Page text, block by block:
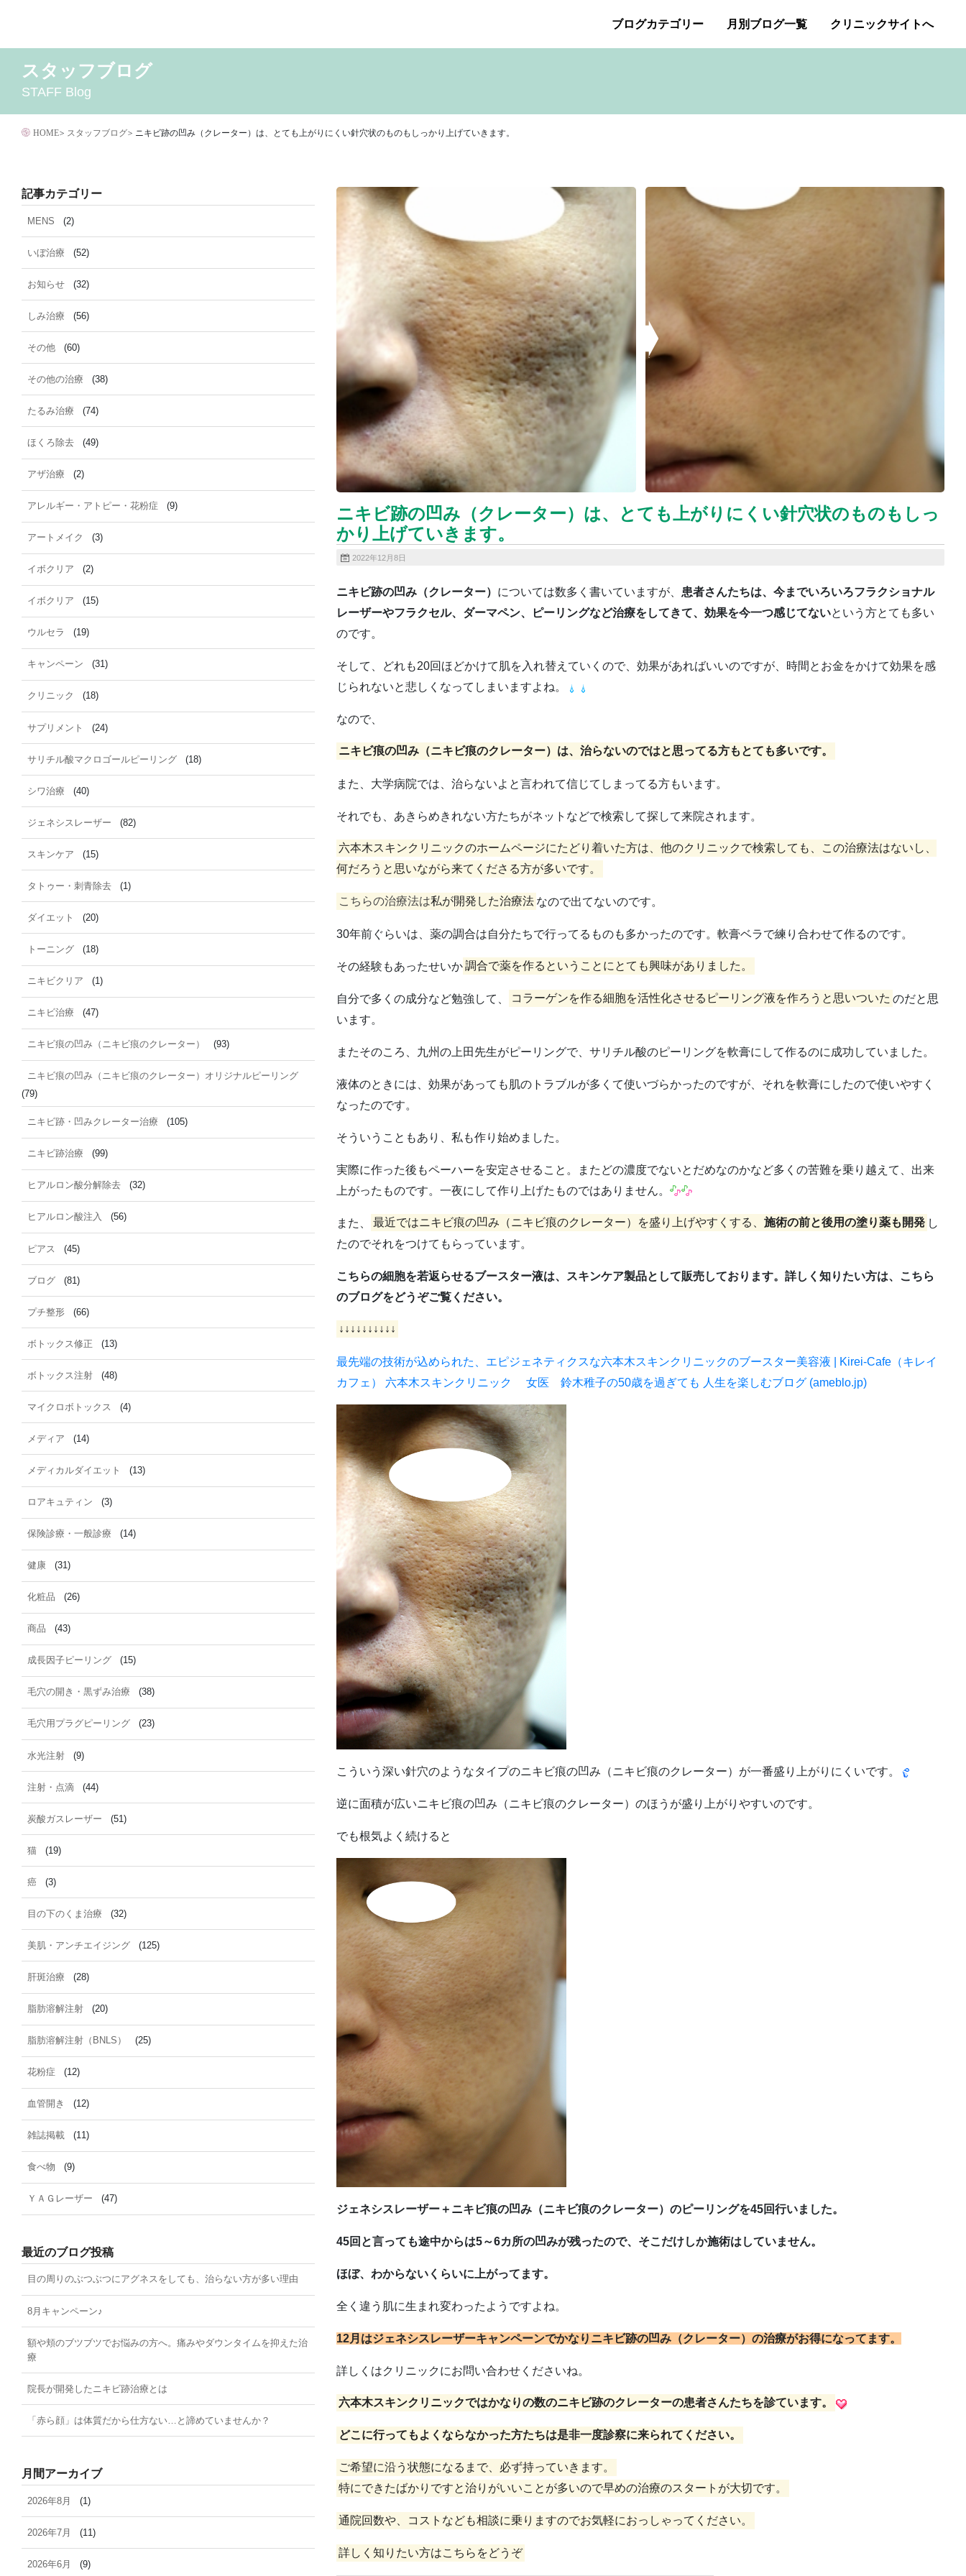
テ
へ
ブログカテゴリー
MENS いぼ治療
イボクリア
ダイエット
トーニング ニキビクリア ニキビ治療 ニキビ痕の凹み（ニキビ痕のクレーター）
ニキビ痕の凹み（ニキビ痕のクレーター）オリジナルピーリング
ニキビ跡・凹みクレーター治療
ニキビ跡治療 ヒアルロン酸分解除去 ヒアルロン酸注入
脂肪溶解注射（BNLS）
花粉症 雑誌掲載 食べ物 ＹＡＧレーザー
月別ブログ一覧
2026年8月 2026年7月
クリニックサイトへ
スタッフブログ
STAFF Blog
HOME> スタッフブログ> ニキビ跡の凹み（クレーター）は、とても上がりにくい針穴状のものもしっかり上げていきます。
ニキビ跡の凹み（クレーター）は、とても上がりにくい針穴状のものもしっ
かり上げていきます。
2022年12月8日
ニキビ跡の凹み（クレーター） については数多く書いていますが、 患者さんたちは、今までいろいろフラクショナル
レーザーやフラクセル、ダーマペン、ピーリングなど治療をしてきて、効果を今一つ感じてないという方とても多い
のです。
そして、どれも20回ほどかけて肌を入れ替えていくので、効果があればいいのですが、時間とお金をかけて効果を感
じられないと悲しくなってしまいますよね。
なので、
ニキビ痕の凹み（ニキビ痕のクレーター）は、治らないのではと思ってる方もとても多いです。
また、大学病院では、治らないよと言われて信じてしまってる方もいます。
それでも、あきらめきれない方たちがネットなどで検索して探して来院されます。
六本木スキンクリニックのホームページにたどり着いた方は、他のクリニックで検索しても、この治療法はないし、
何だろうと思いながら来てくださる方が多いです。
こちらの治療法は私が開発した治療法 なので出てないのです。
30年前ぐらいは、薬の調合は自分たちで行ってるものも多かったのです。軟膏ベラで練り合わせて作るのです。
その経験もあったせいか調合で薬を作るということにとても興味がありました。
自分で多くの成分など勉強して、 コラーゲンを作る細胞を活性化させるピーリング液を作ろうと思いついた のだと思
います。
またそのころ、九州の上田先生がピーリングで、サリチル酸のピーリングを軟膏にして作るのに成功していました。
液体のときには、効果があっても肌のトラブルが多くて使いづらかったのですが、それを軟膏にしたので使いやすく
なったのです。
そういうこともあり、私も作り始めました。
実際に作った後もペーハーを安定させること。またどの濃度でないとだめなのかなど多くの苦難を乗り越えて、出来
上がったものです。一夜にして作り上げたものではありません。
また、 最近ではニキビ痕の凹み（ニキビ痕のクレーター）を盛り上げやすくする、施術の前と後用の塗り薬も開発 し
たのでそれをつけてもらっています。
こちらの細胞を若返らせるブースター液は、スキンケア製品として販売しております。詳しく知りたい方は、こちら
のブログをどうぞご覧ください。
↓↓↓↓↓↓↓↓↓↓
最先端の技術が込められた、エピジェネティクスな六本木スキンクリニックのブースター美容液 | Kirei-Cafe（キレイ
カフェ） 六本木スキンクリニック 女医 鈴木稚子の50歳を過ぎても 人生を楽しむブログ (ameblo.jp)
こういう深い針穴のようなタイプのニキビ痕の凹み（ニキビ痕のクレーター）が一番盛り上がりにくいです。
逆に面積が広いニキビ痕の凹み（ニキビ痕のクレーター）のほうが盛り上がりやすいのです。
でも根気よく続けると
ジェネシスレーザー＋ニキビ痕の凹み（ニキビ痕のクレーター）のピーリングを45回行いました。
45回と言っても途中からは5～6カ所の凹みが残ったので、そこだけしか施術はしていません。
ほぼ、わからないくらいに上がってます。
全く違う肌に生まれ変わったようですよね。
12月はジェネシスレーザーキャンペーンでかなりニキビ跡の凹み（クレーター）の治療がお得になってます。
詳しくはクリニックにお問い合わせくださいね。
六本木スキンクリニックではかなりの数のニキビ跡のクレーターの患者さんたちを診ています。
どこに行ってもよくならなかった方たちは是非一度診察に来られてください。
ご希望に沿う状態になるまで、必ず持っていきます。
特にできたばかりですと治りがいいことが多いので早めの治療のスタートが大切です。
通院回数や、コストなども相談に乗りますのでお気軽におっしゃってください。
詳しく知りたい方はこちらをどうぞ
記事カテゴリー
MENS (2)
いぼ治療 (52)
お知らせ (32)
しみ治療 (56)
その他 (60)
その他の治療 (38)
たるみ治療 (74)
ほくろ除去 (49)
アザ治療 (2)
アレルギー・アトピー・花粉症 (9)
アートメイク (3)
イボクリア (2)
イボクリア (15)
ウルセラ (19)
キャンペーン (31)
クリニック (18)
サプリメント (24)
サリチル酸マクロゴールピーリング (18)
シワ治療 (40)
ジェネシスレーザー (82)
スキンケア (15)
タトゥー・刺青除去 (1)
ダイエット (20)
トーニング (18)
ニキビクリア (1)
ニキビ治療 (47)
ニキビ痕の凹み（ニキビ痕のクレーター） (93)
ニキビ痕の凹み（ニキビ痕のクレーター）オリジナルピーリング
(79)
ニキビ跡・凹みクレーター治療 (105)
ニキビ跡治療 (99)
ヒアルロン酸分解除去 (32)
ヒアルロン酸注入 (56)
ピアス (45)
ブログ (81)
プチ整形 (66)
ボトックス修正 (13)
ボトックス注射 (48)
マイクロボトックス (4)
メディア (14)
メディカルダイエット (13)
ロアキュティン (3)
保険診療・一般診療 (14)
健康 (31)
化粧品 (26)
商品 (43)
成長因子ピーリング (15)
毛穴の開き・黒ずみ治療 (38)
毛穴用プラグピーリング (23)
水光注射 (9)
注射・点滴 (44)
炭酸ガスレーザー (51)
猫 (19)
癌 (3)
目の下のくま治療 (32)
美肌・アンチエイジング (125)
肝斑治療 (28)
脂肪溶解注射 (20)
脂肪溶解注射（BNLS） (25)
花粉症 (12)
血管開き (12)
雑誌掲載 (11)
食べ物 (9)
ＹＡＧレーザー (47)
最近のブログ投稿
目の周りのぶつぶつにアグネスをしても、治らない方が多い理由
8月キャンペーン♪
額や頬のブツブツでお悩みの方へ。痛みやダウンタイムを抑えた治
療
院長が開発したニキビ跡治療とは
「赤ら顔」は体質だから仕方ない…と諦めていませんか？
月間アーカイブ
2026年8月 (1)
2026年7月 (11)
2026年6月 (9)